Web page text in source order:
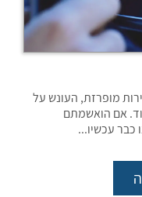
מופרזת, העונש על
אם הואשמתם
כבר עכשיו...